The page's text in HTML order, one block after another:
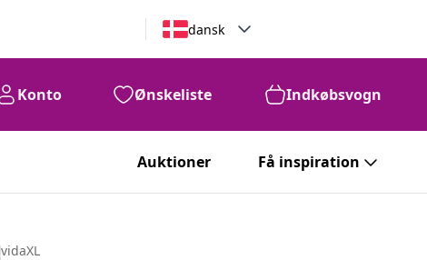
dansk
Konto Ønskeliste Indkøbsvogn
Auktioner Få inspiration
vidaXL